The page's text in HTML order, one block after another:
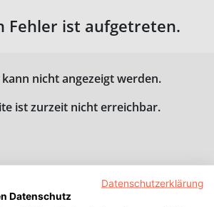
Fehler ist aufgetreten.
kann nicht angezeigt werden.
ist zurzeit nicht erreichbar.
Datenschutzerklärung
Datenschutz